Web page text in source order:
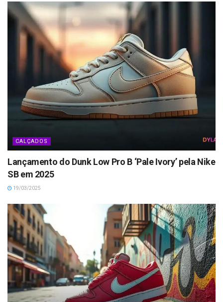
CALÇADOS
Lançamento do Dunk Low Pro B ‘Pale Ivory’ pela Nike
SB em 2025
19/03/2025